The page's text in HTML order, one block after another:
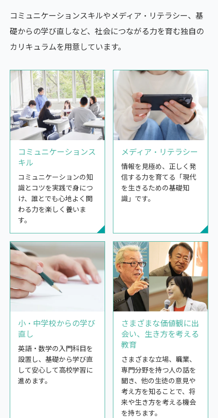
コミュニケーションスキルやメディア・リテラシー、基
礎からの学び直しなど、社会につながる力を育む独自の
カリキュラムを用意しています。
コミュニケーションス
キル
コミュニケーションの知
識とコツを実践で身につ
け、誰とでも心地よく関
わる力を楽しく養いま
す。
メディア・リテラシー
情報を見極め、正しく発
信する力を育てる「現代
を生きるための基礎知
識」です。
小・中学校からの学び
直し
英語・数学の入門科目を
設置し、基礎から学び直
して安心して高校学習に
進めます。
さまざまな価値観に出
会い、生き方を考える
教育
さまざまな立場、職業、
専門分野を持つ人の話を
聞き、他の生徒の意見や
考え方を知ることで、将
来や生き方を考える機会
を持ちます。